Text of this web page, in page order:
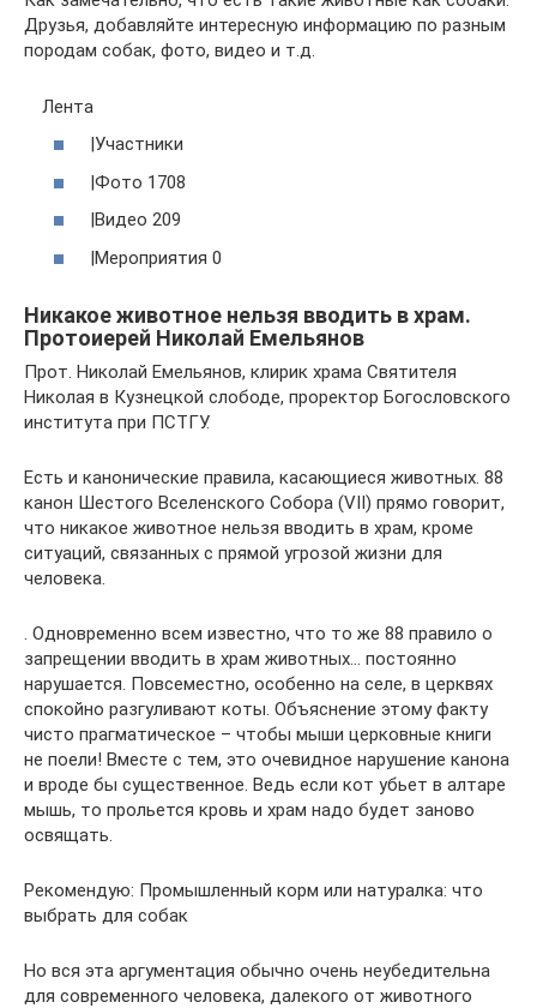
Друзья, добавляйте интересную информацию по разным
породам собак, фото, видео и т.д.
Лента
|Участники
|Фото 1708
|Видео 209
|Мероприятия 0
Никакое животное нельзя вводить в храм.
Протоиерей Николай Емельянов
Прот. Николай Емельянов, клирик храма Святителя
Николая в Кузнецкой слободе, проректор Богословского
института при ПСТГУ.
Есть и канонические правила, касающиеся животных. 88
канон Шестого Вселенского Собора (VII) прямо говорит,
что никакое животное нельзя вводить в храм, кроме
ситуаций, связанных с прямой угрозой жизни для
человека.
. Одновременно всем известно, что то же 88 правило о
запрещении вводить в храм животных… постоянно
нарушается. Повсеместно, особенно на селе, в церквях
спокойно разгуливают коты. Объяснение этому факту
чисто прагматическое – чтобы мыши церковные книги
не поели! Вместе с тем, это очевидное нарушение канона
и вроде бы существенное. Ведь если кот убьет в алтаре
мышь, то прольется кровь и храм надо будет заново
освящать.
Рекомендую: Промышленный корм или натуралка: что
выбрать для собак
Но вся эта аргументация обычно очень неубедительна
для современного человека, далекого от животного